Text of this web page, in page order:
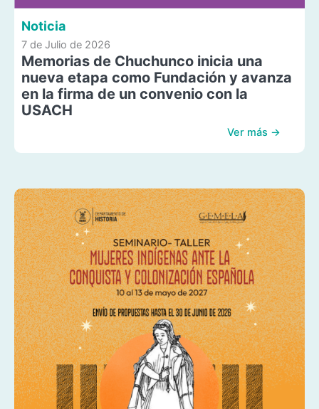
Noticia
7 de Julio de 2026
Memorias de Chuchunco inicia una
nueva etapa como Fundación y avanza
en la firma de un convenio con la
USACH
Ver más →